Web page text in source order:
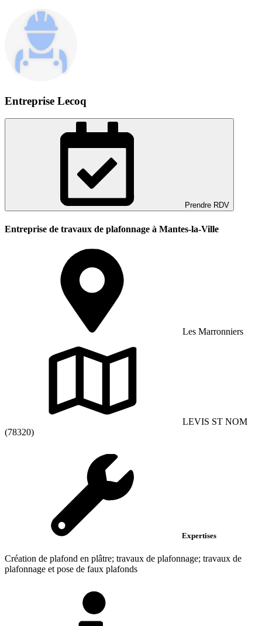
Entreprise Lecoq
Prendre RDV
Entreprise de travaux de plafonnage à Mantes-la-Ville
Les Marronniers
LEVIS ST NOM
(78320)
Expertises
Création de plafond en plâtre; travaux de plafonnage; travaux de
plafonnage et pose de faux plafonds